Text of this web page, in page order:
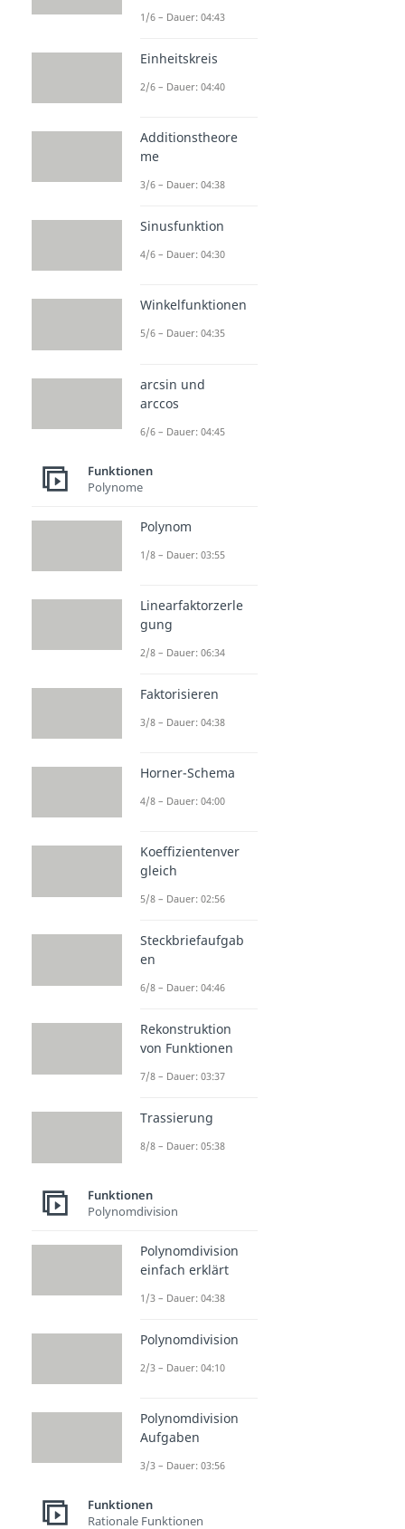
1/6 – Dauer: 04:43
Einheitskreis
2/6 – Dauer: 04:40
Additionstheore
me
3/6 – Dauer: 04:38
Sinusfunktion
4/6 – Dauer: 04:30
Winkelfunktionen
5/6 – Dauer: 04:35
arcsin und
arccos
6/6 – Dauer: 04:45
Funktionen
Polynome
Polynom
1/8 – Dauer: 03:55
Linearfaktorzerle
gung
2/8 – Dauer: 06:34
Faktorisieren
3/8 – Dauer: 04:38
Horner-Schema
4/8 – Dauer: 04:00
Koeffizientenver
gleich
5/8 – Dauer: 02:56
Steckbriefaufgab
en
6/8 – Dauer: 04:46
Rekonstruktion
von Funktionen
7/8 – Dauer: 03:37
Trassierung
8/8 – Dauer: 05:38
Funktionen
Polynomdivision
Polynomdivision
einfach erklärt
1/3 – Dauer: 04:38
Polynomdivision
2/3 – Dauer: 04:10
Polynomdivision
Aufgaben
3/3 – Dauer: 03:56
Funktionen
Rationale Funktionen